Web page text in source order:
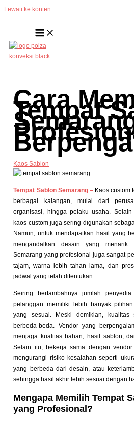
Lewati ke konten
Cara
Tempat
Kaos Sablon
Tempat Sablon Semarang – Kaos custom
berbagai kalangan, mulai dari
organisasi, hingga pelaku usaha.
kaos custom juga sering digunakan
Namun, untuk mendapatkan hasil yang
mengandalkan desain yang menarik.
Semarang yang profesional juga sangat
tajam, warna lebih tahan lama, dan
jadwal yang telah ditentukan.
Seiring bertambahnya jumlah
pelanggan memiliki lebih banyak
yang sesuai. Meski demikian, kualitas
berbeda-beda. Vendor yang
menjaga kualitas bahan, hasil sablon,
Selain itu, bekerja sama dengan
mengurangi risiko kesalahan seperti
yang berbeda dari desain, atau
sehingga hasil akhir lebih sesuai dengan
Mengapa Memilih Tempat
yang Profesional?